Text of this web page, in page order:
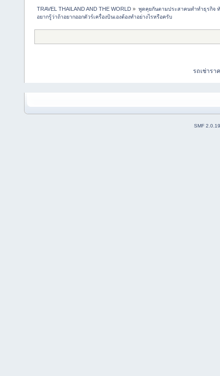
TRAVEL THAILAND AND THE WORLD » พูดคุยกันตามประสาคนทำทำธุรกิจ ทั
อยากรู้ว่าถ้าอยากออกตัวร์เครื่องบินเองต้องทำอย่างไรหรือครับ
รถเช่าร
SMF 2.0.19